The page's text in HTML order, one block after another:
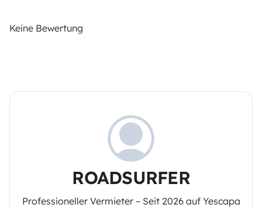
Keine Bewertung
ROADSURFER
Professioneller Vermieter – Seit 2026 auf Yescapa